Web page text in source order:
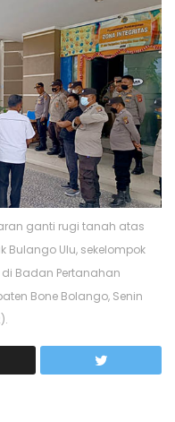
ganti rugi tanah atas
Ulu, sekelompok
Badan Pertanahan
Bone Bolango, Senin